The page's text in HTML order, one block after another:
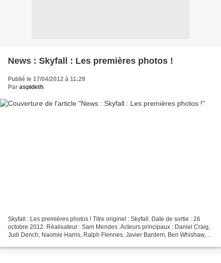
News : Skyfall : Les premières photos !
Publié le 17/04/2012 à 11:29
Par aspideth
Skyfall : Les premières photos ! Titre originel : Skyfall. Date de sortie : 26
octobre 2012. Réalisateur : Sam Mendes. Acteurs principaux : Daniel Craig,
Judi Dench, Naomie Harris, Ralph Fiennes, Javier Bardem, Ben Whishaw,